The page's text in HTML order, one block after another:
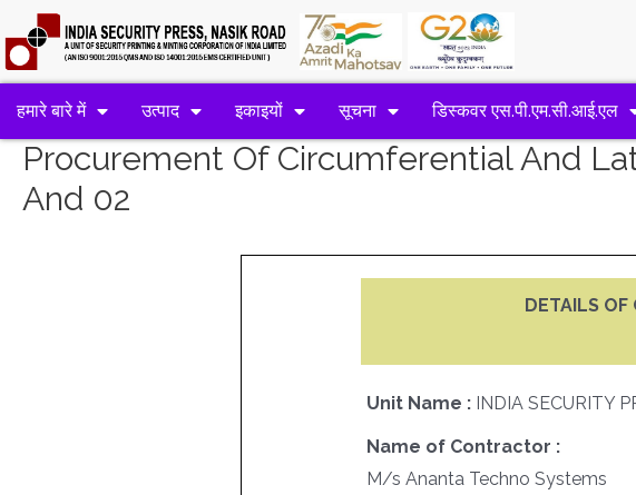
हमारे बारे में उत्पाद इकाइयों सूचना डिस्कवर एस.पी.एम.सी.आई.एल
Procurement Of Circumferential And
And 02
DETAILS
Unit Name : INDIA SECURITY
Name of Contractor :
M/s Ananta Techno Systems